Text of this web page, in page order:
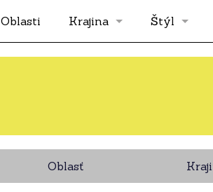
Oblasti Krajina
Rakúsko
Štýl
RP
Oblasť